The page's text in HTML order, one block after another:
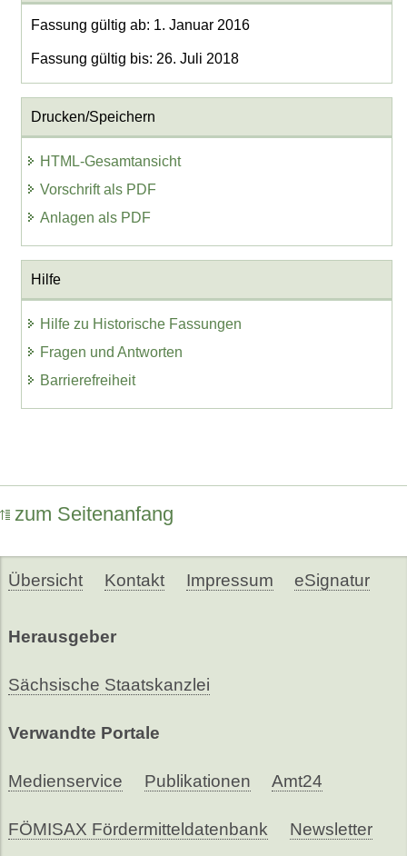
Fassung gültig ab: 1. Januar 2016
Fassung gültig bis: 26. Juli 2018
Drucken/Speichern
HTML-Gesamtansicht
Vorschrift als PDF
Anlagen als PDF
Hilfe
Hilfe zu Historische Fassungen
Fragen und Antworten
Barrierefreiheit
zum Seitenanfang
Übersicht Kontakt Impressum eSignatur
Herausgeber
Sächsische Staatskanzlei
Verwandte Portale
Medienservice Publikationen Amt24
FÖMISAX Fördermitteldatenbank Newsletter